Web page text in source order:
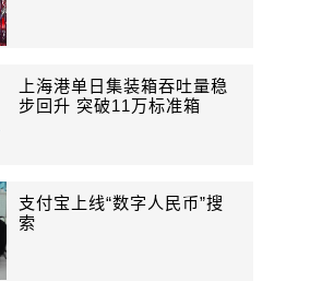
上海港单日集装箱吞吐量稳
步回升 突破11万标准箱
支付宝上线“数字人民币”搜
索